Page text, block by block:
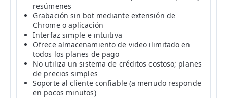
resúmenes
Grabación sin bot mediante extensión de
Chrome o aplicación
Interfaz simple e intuitiva
Ofrece almacenamiento de video ilimitado en
todos los planes de pago
No utiliza un sistema de créditos costoso; planes
de precios simples
Soporte al cliente confiable (a menudo responde
en pocos minutos)